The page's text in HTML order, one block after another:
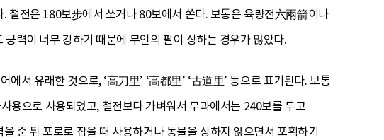
철전은 180보步에서 쏘거나 80보에서 쏜다. 보통은 육량전六兩箭이나
력이 너무 강하기 때문에 무인의 팔이 상하는 경우가 많았다.
서 유래한 것으로, ‘高刀里’ ‘高都里’ ‘古道里’ 등으로 표기된다. 보통
용으로 사용되었고, 철전보다 가벼워서 무과에서는 240보를 두고
준 뒤 포로로 잡을 때 사용하거나 동물을 상하지 않으면서 포획하기